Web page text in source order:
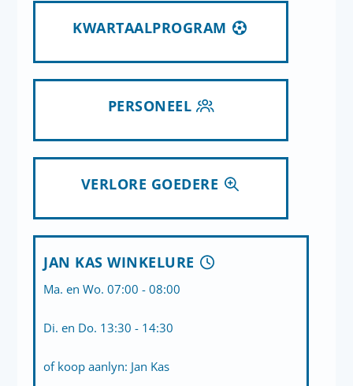
KWARTAALPROGRAM
PERSONEEL
VERLORE GOEDERE
JAN KAS WINKELURE
Ma. en Wo. 07:00 - 08:00
Di. en Do. 13:30 - 14:30
of koop aanlyn: Jan Kas